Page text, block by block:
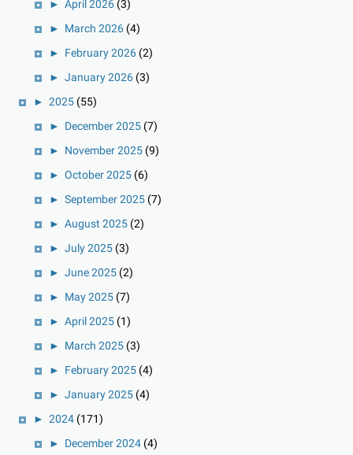
► April 2026 (3)
► March 2026 (4)
► February 2026 (2)
► January 2026 (3)
► 2025 (55)
► December 2025 (7)
► November 2025 (9)
► October 2025 (6)
► September 2025 (7)
► August 2025 (2)
► July 2025 (3)
► June 2025 (2)
► May 2025 (7)
► April 2025 (1)
► March 2025 (3)
► February 2025 (4)
► January 2025 (4)
► 2024 (171)
► December 2024 (4)